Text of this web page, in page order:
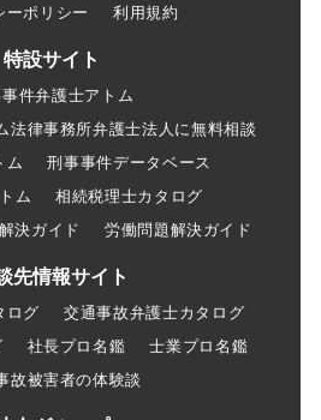
ーポリシー 利用規約
特設サイト
件弁護士アトム
法律事務所弁護士法人に無料相談
ム
刑事事件データベース
ム
相続税理士カタログ
決ガイド
労働問題解決ガイド
先情報サイト
ログ
交通事故弁護士カタログ
社長プロ名鑑
士業プロ名鑑
故被害者の体験談